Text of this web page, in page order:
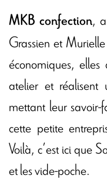
MKB confection,
Grassien et
économiques,
atelier et réalisent
mettant leur savoir-
cette petite
Voilà, c’est ici que
et les vide-poche.